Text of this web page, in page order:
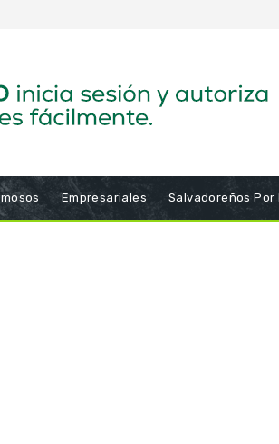
Empresariales Salvadoreños Por